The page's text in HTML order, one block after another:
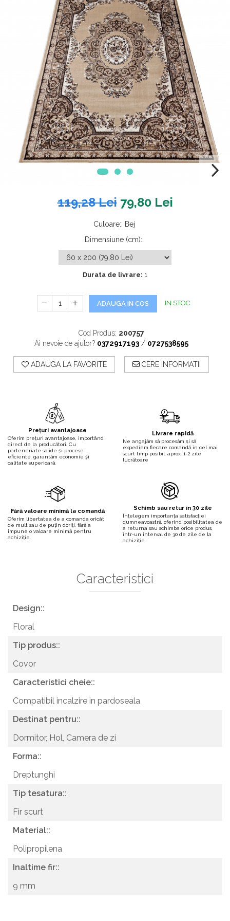
119,28 Lei 79,80 Lei
Culoare:: Bej
Dimensiune (cm)::
Durata de livrare: 1
ADAUGA IN COS IN STOC
Cod Produs: 200757
Ai nevoie de ajutor? 0372917193 / 0727538595
ADAUGA LA FAVORITE CERE INFORMATII
Prețuri avantajoase
Oferim prețuri avantajoase, importând
direct de la producători. Cu
parteneriate solide și procese
eficiente, garantăm economie și
calitate superioară.
Livrare rapidă
Ne angajăm să procesăm și să
expediem fiecare comandă în cel mai
scurt timp posibil, aprox. 1-2 zile
lucrătoare
Fără valoare minimă la comandă
Oferim libertatea de a comanda oricât
de mult sau de puțin doriți, fără a
impune o valoare minimă pentru
achiziție.
Schimb sau retur în 30 zile
Înțelegem importanța satisfacției
dumneavoastră, oferind posibilitatea de
a returna sau schimba orice produs,
într-un interval de 30 de zile de la
achiziție.
Caracteristici
Design::
Floral
Tip produs::
Covor
Caracteristici cheie::
Compatibil incalzire in pardoseala
Destinat pentru::
Dormitor, Hol, Camera de zi
Forma::
Dreptunghi
Tip tesatura::
Fir scurt
Material::
Polipropilena
Inaltime fir::
9 mm